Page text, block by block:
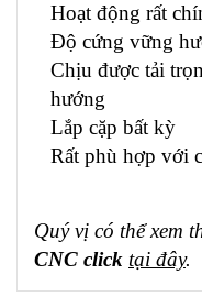
Hoạt động rất
Độ cứng vững
Chịu được tải
hướng
Lắp cặp bất kỳ
Rất phù hợp với
Quý vị có thể xem
CNC click tại đây.